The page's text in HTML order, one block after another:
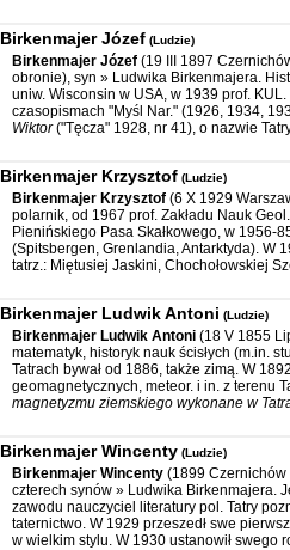
Birkenmajer Józef (Ludzie)
Birkenmajer Józef (19 III 1897
obronie), syn » Ludwika Birkenmajera.
uniw. Wisconsin w USA, w 1939 prof.
czasopismach "Myśl Nar." (1926, 1934,
Wiktor("Tęcza" 1928, nr 41), o nazwie
Birkenmajer Krzysztof (Ludzie)
Birkenmajer Krzysztof (6 X 1929
polarnik, od 1967 prof. Zakładu Nauk
Pienińskiego Pasa Skałkowego, w 1956-
(Spitsbergen, Grenlandia, Antarktyda). W
tatrz.: Miętusiej Jaskini, Chochołowskiej
Birkenmajer Ludwik Antoni (Ludzie)
Birkenmajer Ludwik Antoni (18 V 1855
matematyk, historyk nauk ścisłych (m.in.
Tatrach bywał od 1886, także zimą. W
geomagnetycznych, meteor. i in. z terenu
magnetyzmu ziemskiego wykonane w
Birkenmajer Wincenty (Ludzie)
Birkenmajer Wincenty (1899 Czernichów
czterech synów » Ludwika Birkenmajera.
zawodu nauczyciel literatury pol. Tatry
taternictwo. W 1929 przeszedł swe
w wielkim stylu. W 1930 ustanowił swego